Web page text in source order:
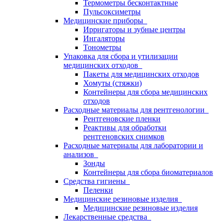
Термометры бесконтактные
Пульсоксиметры
Медицинские приборы
Ирригаторы и зубные центры
Ингаляторы
Тонометры
Упаковка для сбора и утилизации
медицинских отходов
Пакеты для медицинских отходов
Хомуты (стяжки)
Контейнеры для сбора медицинских
отходов
Расходные материалы для рентгенологии
Рентгеновские пленки
Реактивы для обработки
рентгеновских снимков
Расходные материалы для лаборатории и
анализов
Зонды
Контейнеры для сбора биоматериалов
Средства гигиены
Пеленки
Медицинские резиновые изделия
Медицинские резиновые изделия
Лекарственные средства